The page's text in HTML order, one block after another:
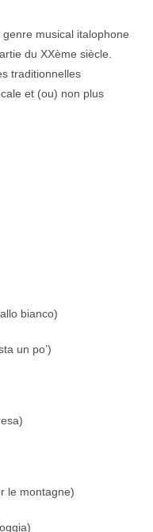
musical italophone
du XXème siècle.
traditionnelles
et (ou) non plus
bianco)
un po’)
le montagne)